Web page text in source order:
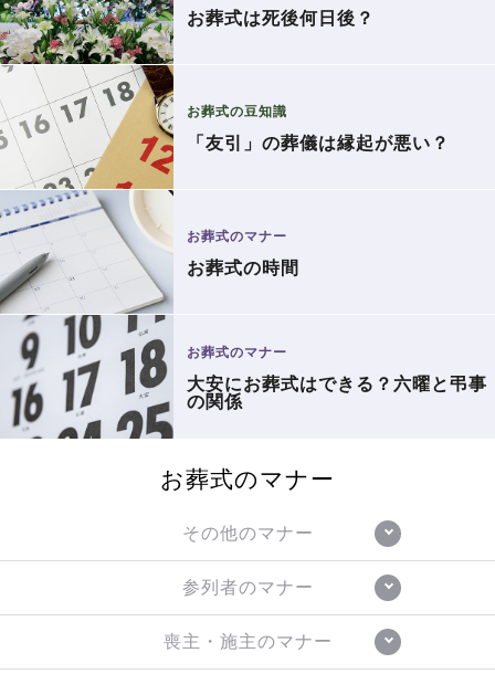
お葬式は死後何日後？
お葬式の豆知識
「友引」の葬儀は縁起が悪い？
お葬式のマナー
お葬式の時間
お葬式のマナー
大安にお葬式はできる？六曜と弔事
の関係
お葬式のマナー
その他のマナー
参列者のマナー
喪主・施主のマナー